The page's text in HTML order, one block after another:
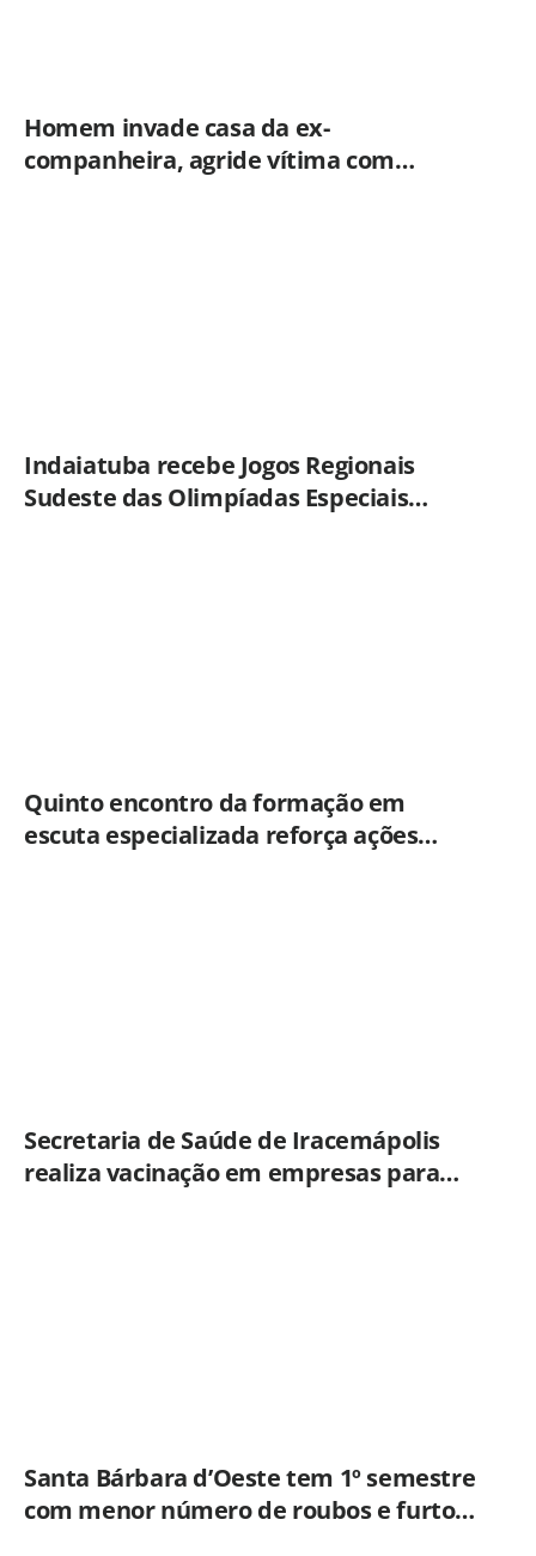
Homem invade casa da ex-
companheira, agride vítima com
Indaiatuba recebe Jogos Regionais
Sudeste das Olimpíadas Especiais
Quinto encontro da formação em
escuta especializada reforça ações
Secretaria de Saúde de Iracemápolis
realiza vacinação em empresas para
Santa Bárbara d’Oeste tem 1º semestre
com menor número de roubos e furtos